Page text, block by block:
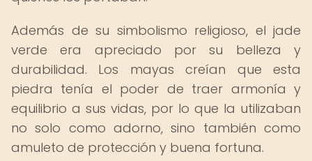
Además de su simbolismo religioso, el jade
verde era apreciado por su belleza y
durabilidad. Los mayas creían que esta
piedra tenía el poder de traer armonía y
equilibrio a sus vidas, por lo que la utilizaban
no solo como adorno, sino también como
amuleto de protección y buena fortuna.